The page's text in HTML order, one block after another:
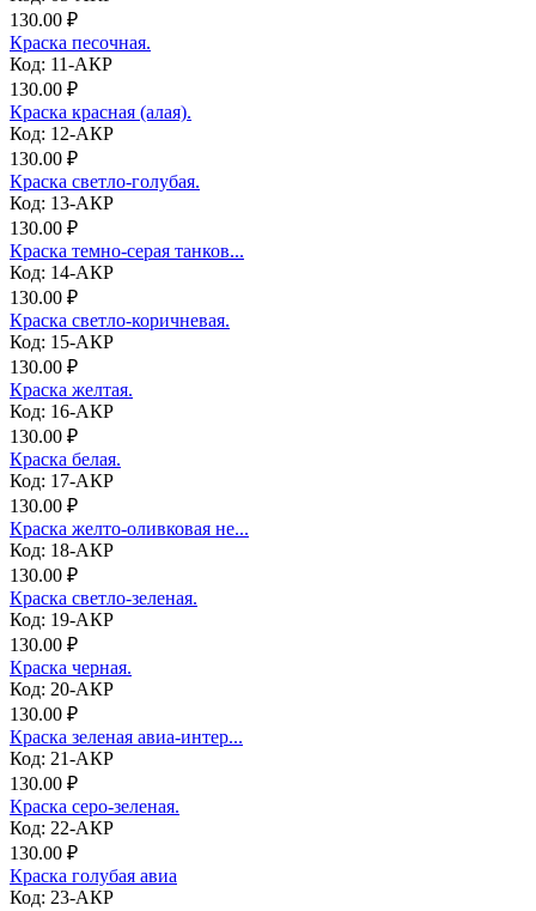
130.00 ₽
Краска песочная.
Код: 11-АКР
130.00 ₽
Краска красная (алая).
Код: 12-АКР
130.00 ₽
Краска светло-голубая.
Код: 13-АКР
130.00 ₽
Краска темно-серая танков...
Код: 14-АКР
130.00 ₽
Краска светло-коричневая.
Код: 15-АКР
130.00 ₽
Краска желтая.
Код: 16-АКР
130.00 ₽
Краска белая.
Код: 17-АКР
130.00 ₽
Краска желто-оливковая не...
Код: 18-АКР
130.00 ₽
Краска светло-зеленая.
Код: 19-АКР
130.00 ₽
Краска черная.
Код: 20-АКР
130.00 ₽
Краска зеленая авиа-интер...
Код: 21-АКР
130.00 ₽
Краска серо-зеленая.
Код: 22-АКР
130.00 ₽
Краска голубая авиа
Код: 23-АКР